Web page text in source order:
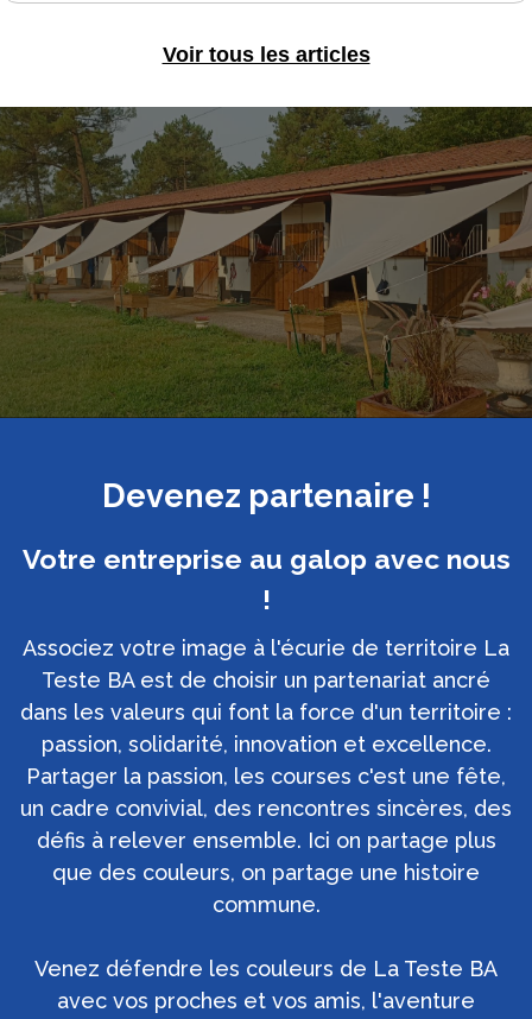
Voir tous les articles
Devenez partenaire !
Votre entreprise au galop avec nous
!
Associez votre image à l'écurie de territoire La
Teste BA est de choisir un partenariat ancré
dans les valeurs qui font la force d'un territoire :
passion, solidarité, innovation et excellence.
Partager la passion, les courses c'est une fête,
un cadre convivial, des rencontres sincères, des
défis à relever ensemble. Ici on partage plus
que des couleurs, on partage une histoire
commune.
Venez défendre les couleurs de La Teste BA
avec vos proches et vos amis, l'aventure